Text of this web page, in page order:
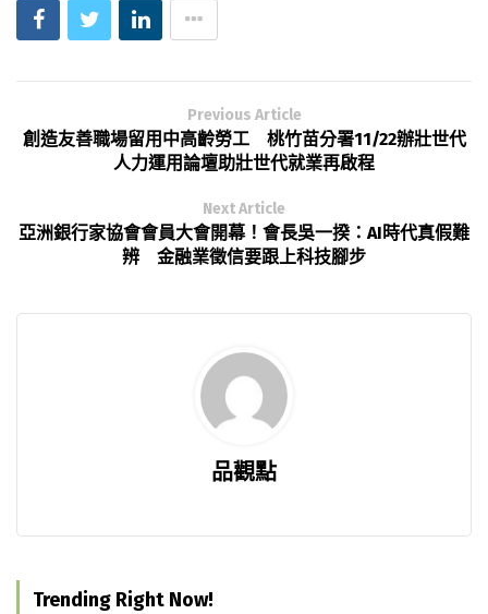
Previous Article
創造友善職場留用中高齡勞工 桃竹苗分署11/22辦壯世代
人力運用論壇助壯世代就業再啟程
Next Article
亞洲銀行家協會會員大會開幕！會長吳一揆：AI時代真假難
辨 金融業徵信要跟上科技腳步
品觀點
Trending Right Now!